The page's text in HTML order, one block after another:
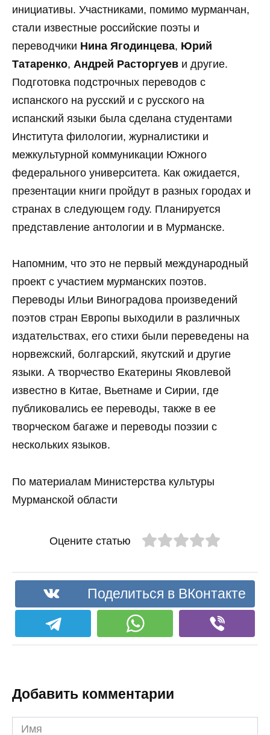
инициативы. Участниками, помимо мурманчан,
стали известные российские поэты и
переводчики Нина Ягодинцева, Юрий
Татаренко, Андрей Расторгуев и другие.
Подготовка подстрочных переводов с
испанского на русский и с русского на
испанский языки была сделана студентами
Института филологии, журналистики и
межкультурной коммуникации Южного
федерального университета. Как ожидается,
презентации книги пройдут в разных городах и
странах в следующем году. Планируется
представление антологии и в Мурманске.
Напомним, что это не первый международный
проект с участием мурманских поэтов.
Переводы Ильи Виноградова произведений
поэтов стран Европы выходили в различных
издательствах, его стихи были переведены на
норвежский, болгарский, якутский и другие
языки. А творчество Екатерины Яковлевой
известно в Китае, Вьетнаме и Сирии, где
публиковались ее переводы, также в ее
творческом багаже и переводы поэзии с
нескольких языков.
По материалам Министерства культуры
Мурманской области
Оцените статью
Поделиться в ВКонтакте
Добавить комментарии
Имя